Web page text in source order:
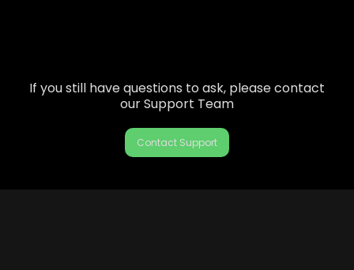
If you still have questions to ask, please contact
our Support Team
Contact Support